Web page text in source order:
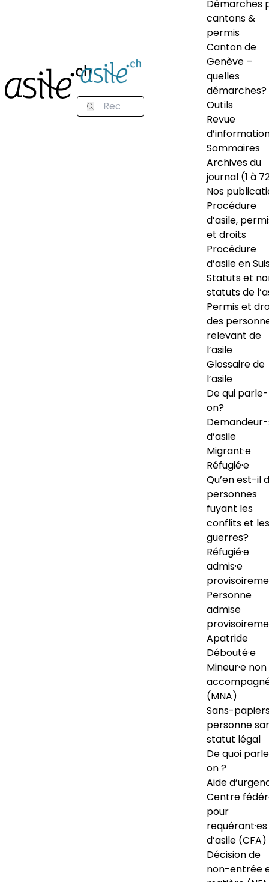
Démarches
cantons &
permis
Canton de
Genève –
quelles
démarches?
Outils
Revue
Sommaires
Archives du
journal (1 à
Nos
Procédure
d’asile,
et droits
Procédure
d’asile en
Statuts et
statuts de
Permis et
des
relevant de
l’asile
Glossaire de
l’asile
De qui
on?
d’asile
Migrant·e
Réfugié·e
Qu’en est-il
personnes
fuyant les
conflits et les
guerres?
Réfugié·e
admis·e
Personne
admise
Apatride
Débouté·e
Mineur·e non
(MNA)
Sans-
personne
statut légal
De quoi
on ?
Aide
Centre
pour
requérant·es
d’asile (CFA)
Décision de
non-entrée